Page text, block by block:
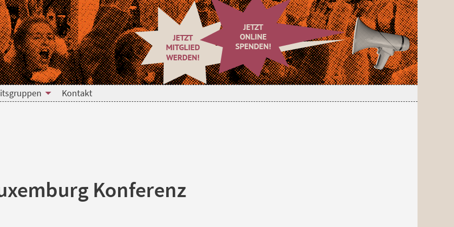
Kontakt
Konferenz